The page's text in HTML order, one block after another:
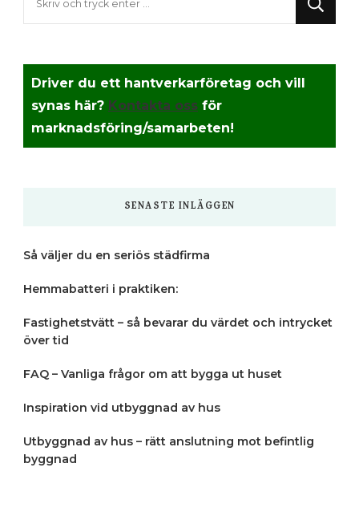
något?
Driver du ett hantverkarföretag och vill
synas här? Kontakta oss för
marknadsföring/samarbeten!
SENASTE INLÄGGEN
Så väljer du en seriös städfirma
Hemmabatteri i praktiken:
Fastighetstvätt – så bevarar du värdet och intrycket
över tid
FAQ – Vanliga frågor om att bygga ut huset
Inspiration vid utbyggnad av hus
Utbyggnad av hus – rätt anslutning mot befintlig
byggnad